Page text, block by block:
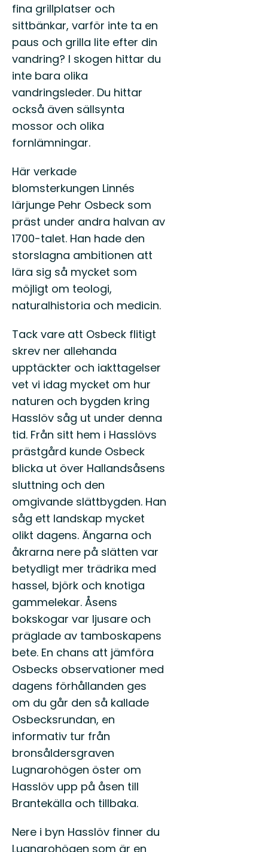
fina grillplatser och
sittbänkar, varför inte ta en
paus och grilla lite efter din
vandring? I skogen hittar du
inte bara olika
vandringsleder. Du hittar
också även sällsynta
mossor och olika
fornlämningar.
Här verkade
blomsterkungen Linnés
lärjunge Pehr Osbeck som
präst under andra halvan av
1700-talet. Han hade den
storslagna ambitionen att
lära sig så mycket som
möjligt om teologi,
naturalhistoria och medicin.
Tack vare att Osbeck flitigt
skrev ner allehanda
upptäckter och iakttagelser
vet vi idag mycket om hur
naturen och bygden kring
Hasslöv såg ut under denna
tid. Från sitt hem i Hasslövs
prästgård kunde Osbeck
blicka ut över Hallandsåsens
sluttning och den
omgivande slättbygden. Han
såg ett landskap mycket
olikt dagens. Ängarna och
åkrarna nere på slätten var
betydligt mer trädrika med
hassel, björk och knotiga
gammelekar. Åsens
bokskogar var ljusare och
präglade av tamboskapens
bete. En chans att jämföra
Osbecks observationer med
dagens förhållanden ges
om du går den så kallade
Osbecksrundan, en
informativ tur från
bronsåldersgraven
Lugnarohögen öster om
Hasslöv upp på åsen till
Brantekälla och tillbaka.
Nere i byn Hasslöv finner du
Lugnarohögen som är en